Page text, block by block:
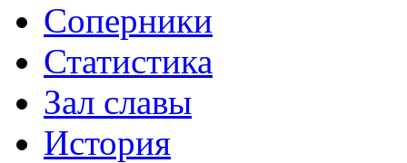
Соперники
Статистика
Зал славы
История